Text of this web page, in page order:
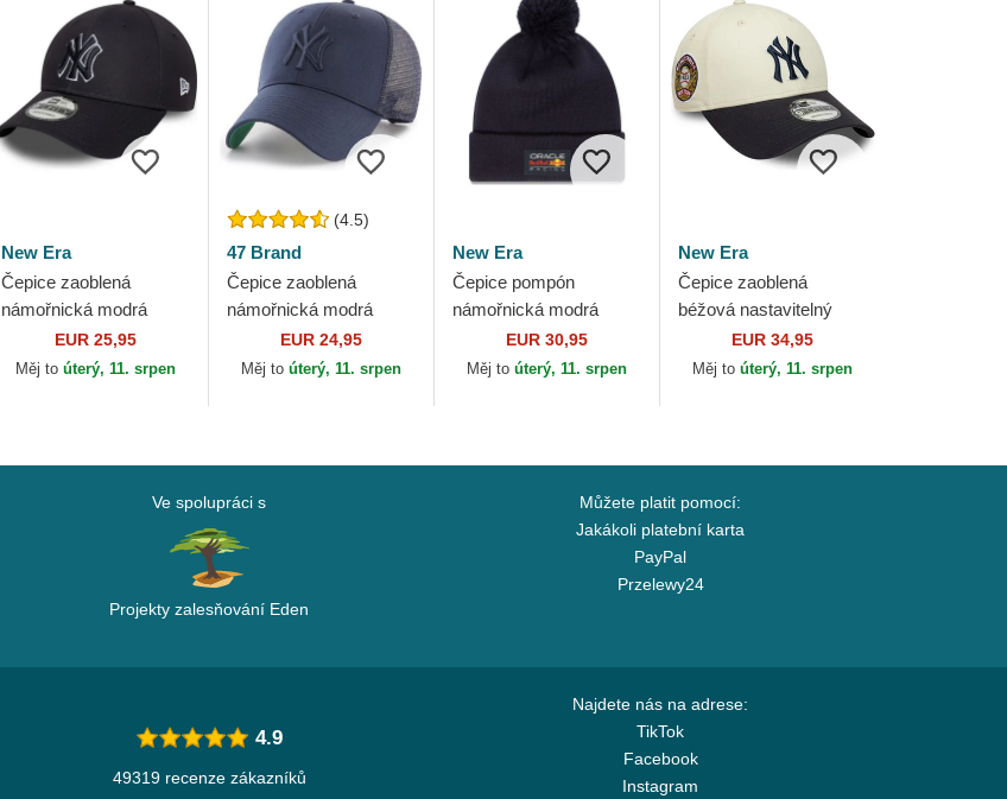
New Era
Čepice zaoblená
námořnická modrá
nastavitelný 9FORTY
Outline New York
EUR 25,95
Měj to úterý, 11. srpen
(4.5)
47 Brand
Čepice zaoblená
námořnická modrá
snapback New York
Yankees MLB 47 Brand
EUR 24,95
Měj to úterý, 11. srpen
New Era
Čepice pompón
námořnická modrá
Essential Red Bull
Racing Formula 1 New
EUR 30,95
Měj to úterý, 11. srpen
New Era
Čepice zaoblená
béžová nastavitelný
9FORTY World Series
New York Yankees MLB
EUR 34,95
Měj toúterý, 11. srpen
Ve spolupráci s
Projekty zalesňování Eden
Můžete platit pomocí:
Jakákoli platební karta
PayPal
Przelewy24
Najdete nás na adrese:
TikTok
Facebook
Instagram
4.9
49319 recenze zákazníků